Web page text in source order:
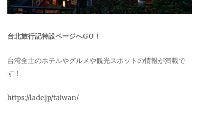
台北旅行記特設ページへGO！
台湾全土のホテルやグルメや観光スポットの情報が満載で
す！
https://lade.jp/taiwan/